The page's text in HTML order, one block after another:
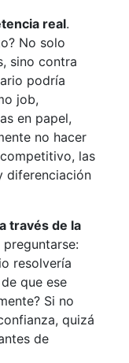
real.
No solo
sino contra
podría
job,
en papel,
no hacer
las
diferenciación
través de la
resolvería
que ese
Si no
quizá
de